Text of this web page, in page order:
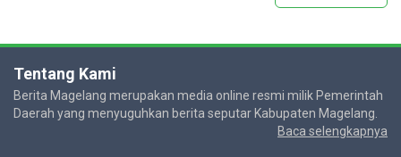
Tentang Kami
Berita Magelang merupakan media online resmi milik Pemerintah
Daerah yang menyuguhkan berita seputar Kabupaten Magelang.
Baca selengkapnya